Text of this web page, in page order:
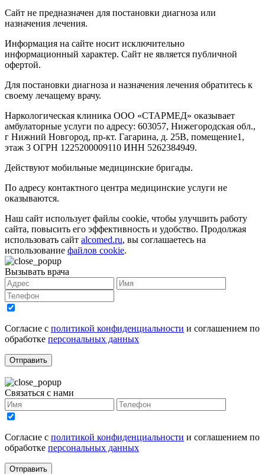
Сайт не предназначен для постановки диагноза или
назначения лечения.
Информация на сайте носит исключительно
информационный характер. Сайт не является публичной
офертой.
Для постановки диагноза и назначения лечения обратитесь к
своему лечащему врачу.
Наркологическая клиника ООО «СТАРМЕД» оказывает
амбулаторные услуги по адресу: 603057, Нижегородская обл.,
г Нижний Новгород, пр-кт. Гагарина, д. 25В, помещение1,
этаж 3 ОГРН 1225200009110 ИНН 5262384949.
Действуют мобильные медицинские бригады.
По адресу контактного центра медицинские услуги не
оказываются.
Наш сайт использует файлы cookie, чтобы улучшить работу
сайта, повысить его эффективность и удобство. Продолжая
использовать сайт alcomed.ru, вы соглашаетесь на
использование файлов cookie.
Вызывать врача
Согласие с политикой конфиденциальности и соглашением по
обработке персональных данных
Отправить
Связаться с нами
Согласие с политикой конфиденциальности и соглашением по
обработке персональных данных
Отправить